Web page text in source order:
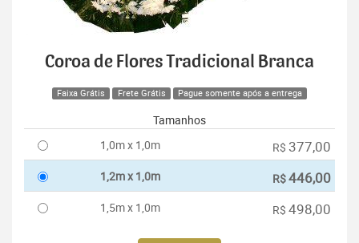
Coroa de Flores Tradicional Branca
Faixa Grátis Frete Grátis Pague somente após a entrega
Tamanhos
1,0m x 1,0m
R$ 377,00
1,2m x 1,0m R$446,00
1,5m x 1,0m R$ 498,00